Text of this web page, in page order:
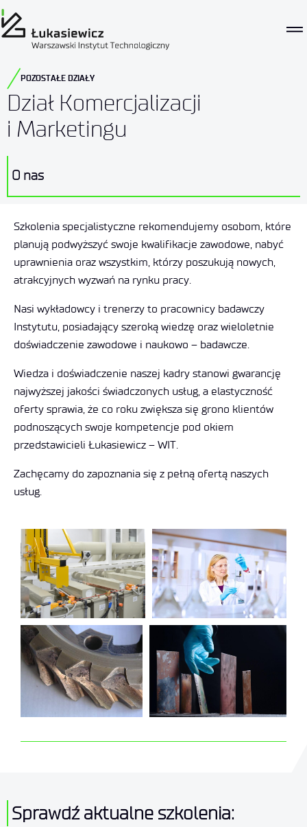
POZOSTAŁE DZIAŁY
Dział Komercjalizacji
i Marketingu
O nas
Szkolenia specjalistyczne rekomendujemy osobom, które
planują podwyższyć swoje kwalifikacje zawodowe, nabyć
uprawnienia oraz wszystkim, którzy poszukują nowych,
atrakcyjnych wyzwań na rynku pracy.
Nasi wykładowcy i trenerzy to pracownicy badawczy
Instytutu, posiadający szeroką wiedzę oraz wieloletnie
doświadczenie zawodowe i naukowo – badawcze.
Wiedza i doświadczenie naszej kadry stanowi gwarancję
najwyższej jakości świadczonych usług, a elastyczność
oferty sprawia, że co roku zwiększa się grono klientów
podnoszących swoje kompetencje pod okiem
przedstawicieli Łukasiewicz – WIT.
Zachęcamy do zapoznania się z pełną ofertą naszych
usług.
Sprawdź aktualne szkolenia: